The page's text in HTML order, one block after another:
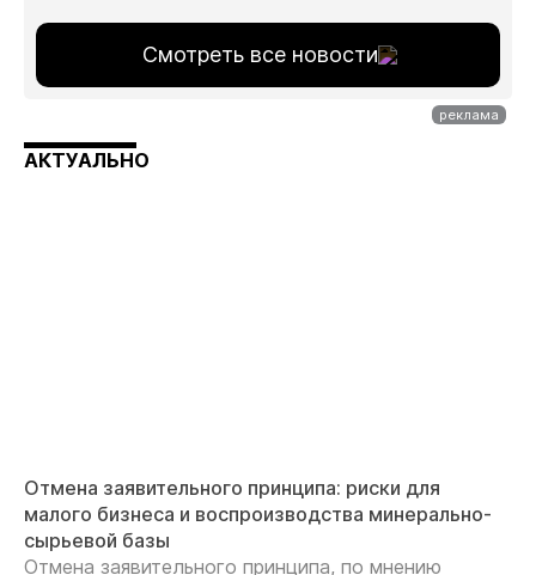
Смотреть все новости
АКТУАЛЬНО
Отмена заявительного принципа: риски для
малого бизнеса и воспроизводства минерально-
сырьевой базы
Отмена заявительного принципа, по мнению